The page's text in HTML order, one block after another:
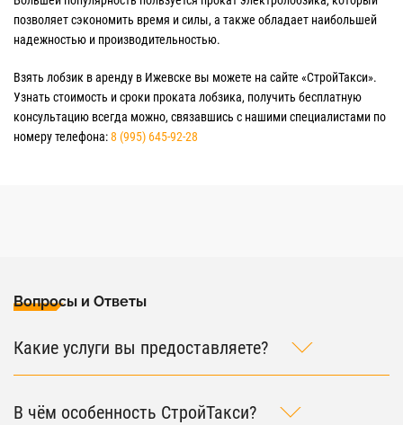
позволяет сэкономить время и силы, а также обладает наибольшей
надежностью и производительностью.
Взять лобзик в аренду в Ижевске вы можете на сайте «СтройТакси».
Узнать стоимость и сроки проката лобзика, получить бесплатную
консультацию всегда можно, связавшись с нашими специалистами по
номеру телефона:8 (995) 645-92-28
Вопросы и Ответы
Какие услуги вы предоставляете?
В чём особенность СтройТакси?